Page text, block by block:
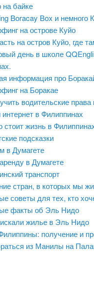
байке
Boracay Box и немного
на острове Куйо
на остров Куйо, где
день в школе
информация про
на Боракае
водительские
в Филиппинах
стоит жизнь в
подсказки
в Думагете
в Думагете
транспорт
стран, в которых мы
советы для тех, кто
факты об Эль Нидо
жилье в Эль Нидо
получение и
из Манилы на